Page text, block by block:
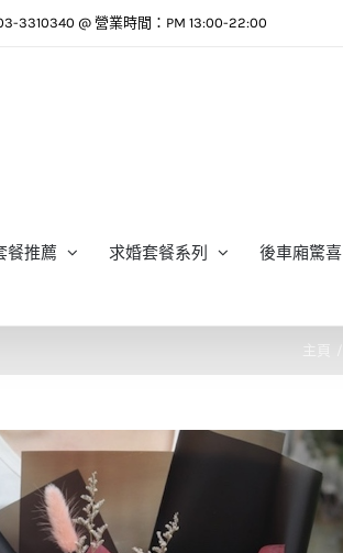
3310340 @ 營業時間：PM 13:00-22:00
餐推薦 求婚套餐系列 後車廂驚喜